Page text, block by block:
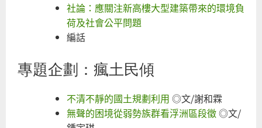
社論：應關注新高樓大型建築帶來的環境負
荷及社會公平問題
編話
專題企劃：瘋土民傾
不清不靜的國土規劃利用 ◎文/謝和霖
無聲的困境從弱勢族群看浮洲區段徵◎文/